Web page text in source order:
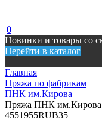
0
Новинки и товары со
Перейти в каталог
Главная
Пряжа по фабрикам
ПНК им.Кирова
Пряжа ПНК им.Кирова
4551955RUB35